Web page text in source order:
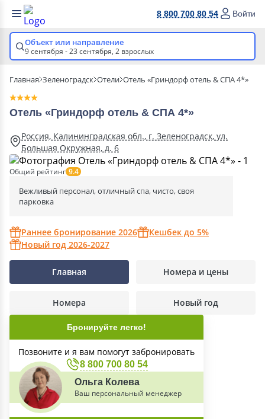
8 800 700 80 54 Войти
Объект или направление
9 сентября - 23 сентября, 2 взрослых
Главная Зеленоградск Отели Отель «Гриндорф отель & СПА 4*»
Отель «Гриндорф отель & СПА 4*»
Россия, Калининградская обл., г. Зеленоградск, ул.
Большая Окружная, д. 6
Общий рейтинг 9.4
Вежливый персонал, отличный спа, чисто, своя
парковка
Раннее бронирование 2026
Кешбек до 5%
Новый год 2026-2027
Главная Номера и цены
Номера Новый год
Бронируйте легко!
Позвоните и я вам помогут забронировать
8 800 700 80 54
Ольга Колева
Ваш персональный менеджер